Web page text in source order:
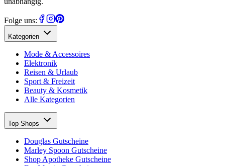
Folge uns:
Kategorien
Mode & Accessoires
Elektronik
Reisen & Urlaub
Sport & Freizeit
Beauty & Kosmetik
Alle Kategorien
Top-Shops
Douglas Gutscheine
Marley Spoon Gutscheine
Shop Apotheke Gutscheine